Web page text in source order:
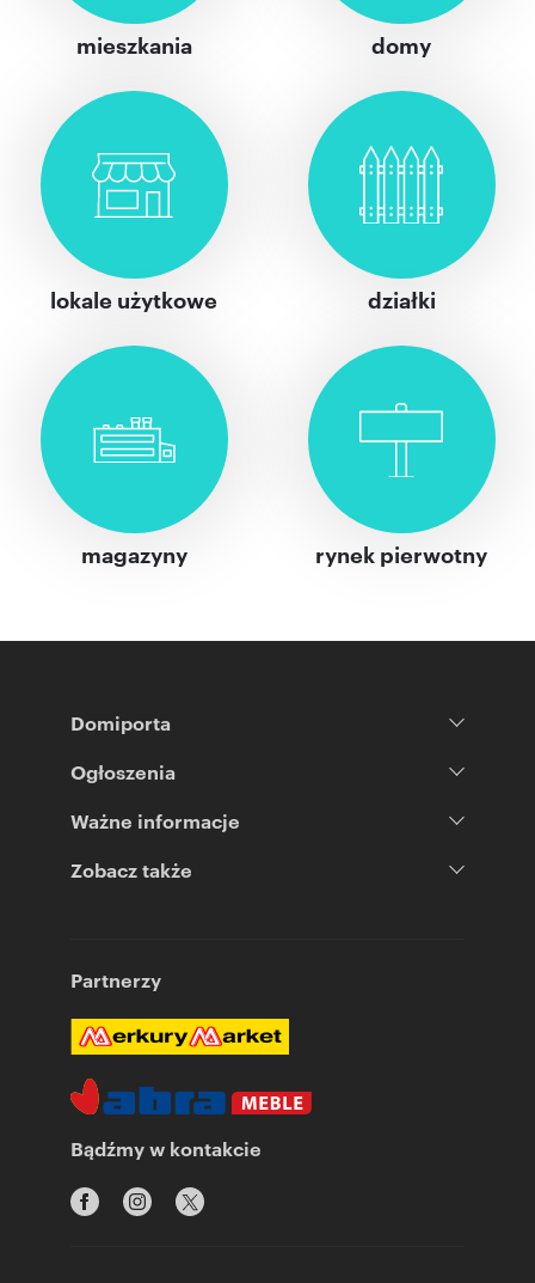
mieszkania domy
lokale użytkowe działki
magazyny rynek pierwotny
Domiporta
Ogłoszenia
Ważne informacje
Zobacz także
Partnerzy
Bądźmy w kontakcie